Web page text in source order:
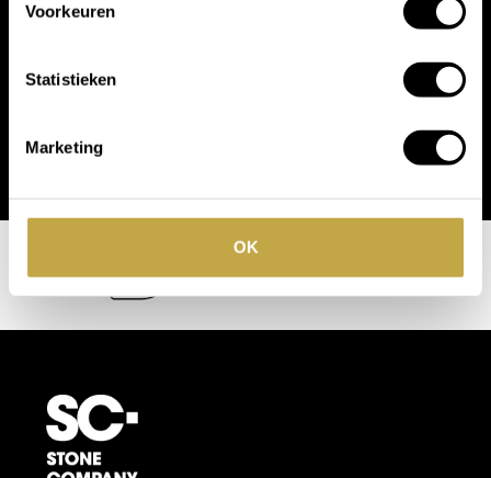
Voorkeuren
Statistieken
Marketing
OK